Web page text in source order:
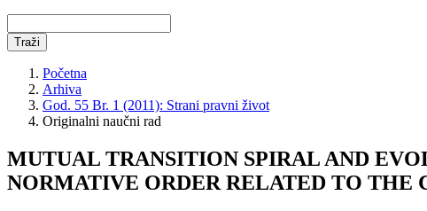
Traži
Početna
Arhiva
God. 55 Br. 1 (2011): Strani pravni život
Originalni naučni rad
MUTUAL TRANSITION SPIRAL AND
NORMATIVE ORDER RELATED TO THE